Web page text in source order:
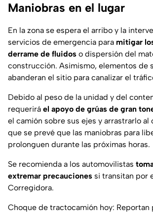
Maniobras en el lugar
En la zona se espera el arribo y la
servicios de emergencia para mitigar
derrame de fluidos o dispersión del
construcción. Asimismo, elementos de
abanderan el sitio para canalizar el
Debido al peso de la unidad y del
requerirá el apoyo de grúas de gran
el camión sobre sus ejes y arrastrarlo al
que se prevé que las maniobras para
prolonguen durante las próximas horas.
Se recomienda a los automovilistas
extremar precauciones si transitan por
Corregidora.
Choque de tractocamión hoy: Reportan